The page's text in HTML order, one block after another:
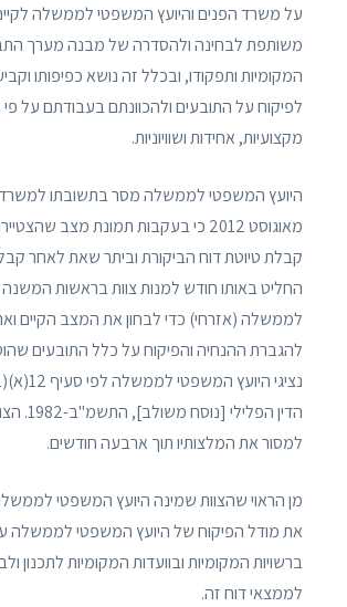
על משרד הפנים והיועץ המשפטי לממשלה
משותפת לבחינה ולהסדרה של מבנה מערך
המקומיות ותפקודו, ובכלל זה נושא כפיפותו
לפיקוח על התובעים ולהכוונתם בעבודתם על
מקצועיות, אחידות ושוויוניות.
היועץ המשפטי לממשלה מסר בתשובתו
מאוגוסט 2012 כי בעקבות תמונת מצב
קבלת טיוטת דוח הביקורת וביתר שאת לאחר
החליט באותו חודש למנות צוות בראשות
לממשלה (אזרחי) כדי לבחון את המצב הקיים
להגברת ההנחיה והפיקוח על כלל התובעים
הדין
למסור את המלצותיו תוך ארבעה חודשים.
מן הראוי שהצוות שמינה היועץ המשפטי
את מודל הפיקוח של היועץ המשפטי לממשלה
ברשויות המקומיות ובוועדות המקומיות לתכנון
לממצאי דוח זה.